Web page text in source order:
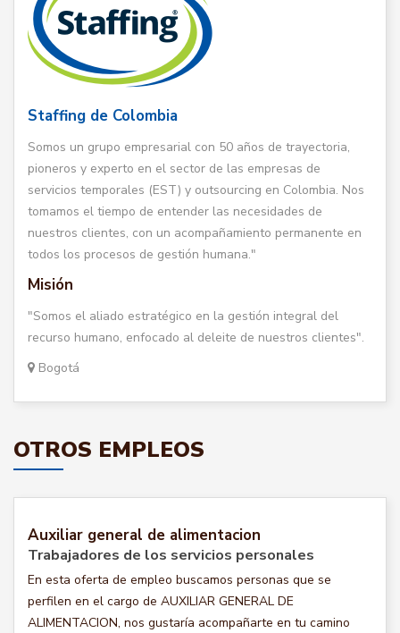
Staffing de Colombia
Somos un grupo empresarial con 50 años de trayectoria,
pioneros y experto en el sector de las empresas de
servicios temporales (EST) y outsourcing en Colombia. Nos
tomamos el tiempo de entender las necesidades de
nuestros clientes, con un acompañamiento permanente en
todos los procesos de gestión humana."
Misión
"Somos el aliado estratégico en la gestión integral del
recurso humano, enfocado al deleite de nuestros clientes".
Bogotá
OTROS EMPLEOS
Auxiliar general de alimentacion
Trabajadores de los servicios personales
En esta oferta de empleo buscamos personas que se
perfilen en el cargo de AUXILIAR GENERAL DE
ALIMENTACION, nos gustaría acompañarte en tu camino